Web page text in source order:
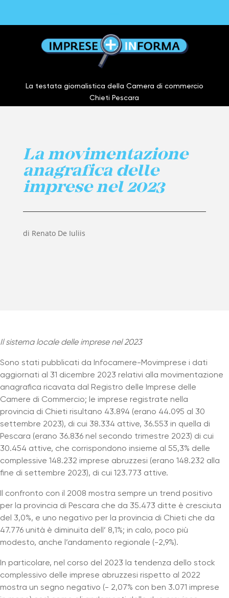
La testata giornalistica della Camera di commercio
Chieti Pescara
La movimentazione
anagrafica delle
imprese nel 2023
di Renato De Iuliis
Il sistema locale delle imprese nel 2023
Sono stati pubblicati da Infocamere-Movimprese i dati
aggiornati al 31 dicembre 2023 relativi alla movimentazione
anagrafica ricavata dal Registro delle Imprese delle
Camere di Commercio; le imprese registrate nella
provincia di Chieti risultano 43.894 (erano 44.095 al 30
settembre 2023), di cui 38.334 attive, 36.553 in quella di
Pescara (erano 36.836 nel secondo trimestre 2023) di cui
30.454 attive, che corrispondono insieme al 55,3% delle
complessive 148.232 imprese abruzzesi (erano 148.232 alla
fine di settembre 2023), di cui 123.773 attive.
Il confronto con il 2008 mostra sempre un trend positivo
per la provincia di Pescara che da 35.473 ditte è cresciuta
del 3,0%, e uno negativo per la provincia di Chieti che da
47.776 unità è diminuita dell’ 8,1%; in calo, poco più
modesto, anche l’andamento regionale (-2,9%).
In particolare, nel corso del 2023 la tendenza dello stock
complessivo delle imprese abruzzesi rispetto al 2022
mostra un segno negativo (- 2,07% con ben 3.071 imprese